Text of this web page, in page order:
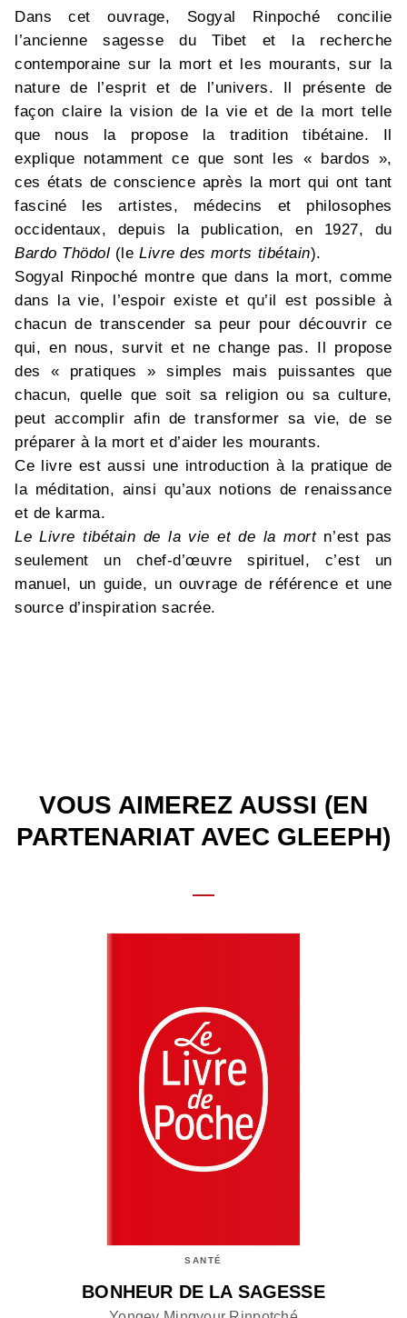
Dans cet ouvrage, Sogyal Rinpoché concilie
l’ancienne sagesse du Tibet et la recherche
contemporaine sur la mort et les mourants, sur la
nature de l’esprit et de l’univers. Il présente de
façon claire la vision de la vie et de la mort telle
que nous la propose la tradition tibétaine. Il
explique notamment ce que sont les « bardos »,
ces états de conscience après la mort qui ont tant
fasciné les artistes, médecins et philosophes
occidentaux, depuis la publication, en 1927, du
Bardo Thödol (leLivre des morts tibétain).
Sogyal Rinpoché montre que dans la mort, comme
dans la vie, l’espoir existe et qu’il est possible à
chacun de transcender sa peur pour découvrir ce
qui, en nous, survit et ne change pas. Il propose
des « pratiques » simples mais puissantes que
chacun, quelle que soit sa religion ou sa culture,
peut accomplir afin de transformer sa vie, de se
préparer à la mort et d’aider les mourants.
Ce livre est aussi une introduction à la pratique de
la méditation, ainsi qu’aux notions de renaissance
et de karma.
Le Livre tibétain de la vie et de la mortn’est pas
seulement un chef-d’œuvre spirituel, c’est un
manuel, un guide, un ouvrage de référence et une
source d’inspiration sacrée.
VOUS AIMEREZ AUSSI (EN
PARTENARIAT AVEC GLEEPH)
SANTÉ
BONHEUR DE LA SAGESSE